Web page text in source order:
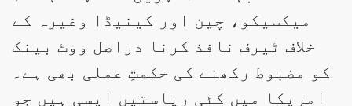
میکسیکو، چین اور کینیڈا وغیرہ کے
خلاف ٹیرف نافذ کرنا دراصل ووٹ بینک
کو مضبوط رکھنے کی حکمتِ عملی بھی ہے۔
امریکا میں کئی ریاستیں ایسی ہیں جو